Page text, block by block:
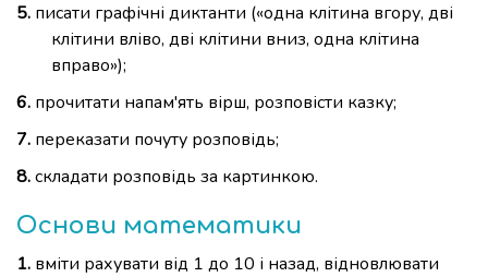
писати графічні диктанти («одна клітина вгору, дві
клітини вліво, дві клітини вниз, одна клітина
вправо»);
прочитати напам'ять вірш, розповісти казку;
переказати почуту розповідь;
складати розповідь за картинкою.
Основи математики
вміти рахувати від 1 до 10 і назад, відновлювати